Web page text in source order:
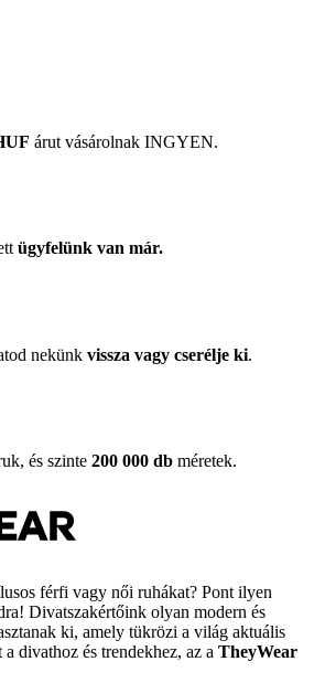
árut vásárolnak INGYEN.
ügyfelünk van már.
nekünk vissza vagy cserélje ki.
és szinte 200 000 db méretek.
férfi vagy női ruhákat? Pont ilyen
Divatszakértőink olyan modern és
ki, amely tükrözi a világ aktuális
divathoz és trendekhez, az a TheyWear